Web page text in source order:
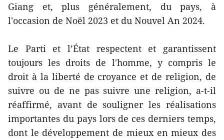
Giang et, plus généralement, du pays, à
l'occasion de Noël 2023 et du Nouvel An 2024.
Le Parti et l’État respectent et garantissent
toujours les droits de l'homme, y compris le
droit à la liberté de croyance et de religion, de
suivre ou de ne pas suivre une religion, a-t-il
réaffirmé, avant de souligner les réalisations
importantes du pays lors de ces derniers temps,
dont le développement de mieux en mieux des